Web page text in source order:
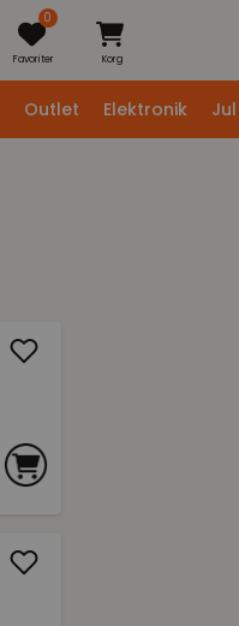
0
Favoriter Korg
Outlet Elektronik Jul